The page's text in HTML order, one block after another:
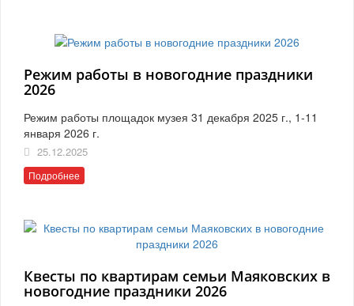
Режим работы в новогодние праздники
2026
Режим работы площадок музея 31 декабря 2025 г., 1-11
января 2026 г.
25.12.2025
Подробнее
Квесты по квартирам семьи Маяковских в
новогодние праздники 2026